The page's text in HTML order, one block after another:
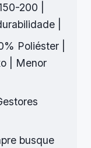
200 |
|
Poliéster |
| Menor
busque